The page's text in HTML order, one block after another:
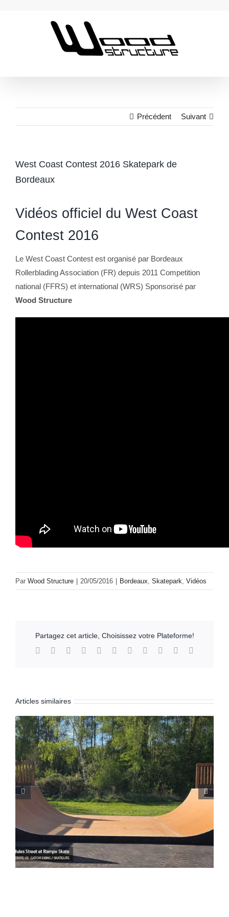
Précédent Suivant
West Coast Contest 2016 Skatepark de
Bordeaux
Vidéos officiel du West Coast
Contest 2016
Le West Coast Contest est organisé par Bordeaux
Rollerblading Association (FR) depuis 2011 Competition
national (FFRS) et international (WRS) Sponsorisé par
Wood Structure
Par Wood Structure 20/05/2016 Bordeaux Skatepark Vidéos
Partagez cet article, Choisissez votre Plateforme!
Facebook Reddit LinkedInWhatsAppTelegram
TumblrPinterest Xing
Articles similaires
Skatepark de Ghisonaccia (Corse 2B)